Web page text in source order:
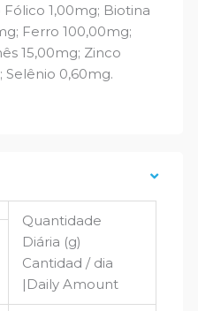
1,00mg; Biotina
Ferro 100,00mg;
15,00mg; Zinco
Selênio 0,60mg.
Quantidade
Diária (g)
Cantidad / dia
|Daily Amount